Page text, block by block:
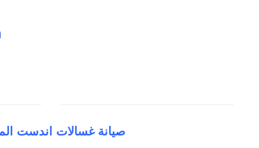
صيانة غسالات اندست